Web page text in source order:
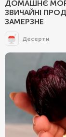
ДОМАШНЄ
ЗВИЧАЙНІ
ЗАМЕРЗНЕ
Десерти